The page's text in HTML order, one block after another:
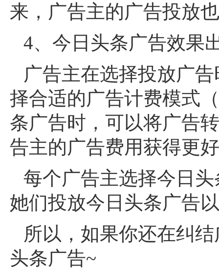
来，广告主的广告投放
4、今日头条广告效果
广告主在选择投放广
择合适的广告计费模式
条广告时，可以将广告
告主的广告费用获得更
每个广告主选择今日
她们投放今日头条广告
所以，如果你还在纠
头条广告~